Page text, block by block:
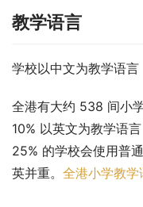
教学语言
学校以中文为教学语言
全港有大约 538 间小
10% 以英文为教学语
25% 的学校会使用普
英并重。 全港小学教学